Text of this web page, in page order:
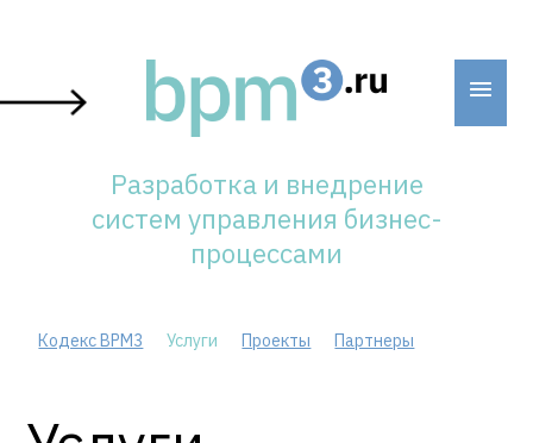
content
Разработка и внедрение
систем управления бизнес-
процессами
Кодекс BPM3 Услуги Проекты Партнеры